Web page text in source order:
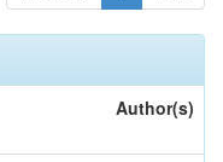
Author(s)